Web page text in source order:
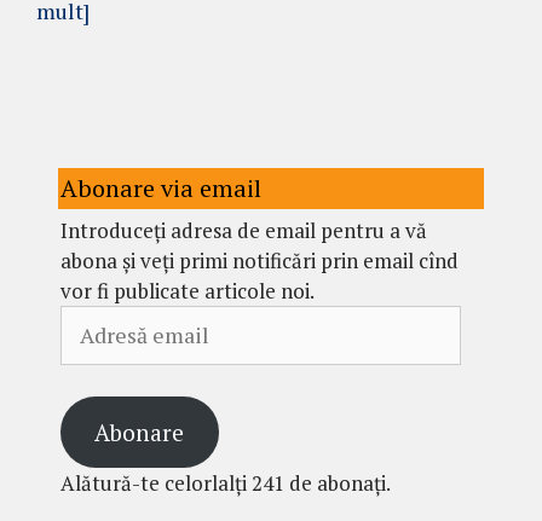
mult]
Abonare via email
Introduceți adresa de email pentru a vă
abona și veți primi notificări prin email cînd
vor fi publicate articole noi.
email
Abonare
Alătură-te celorlalți 241 de abonați.